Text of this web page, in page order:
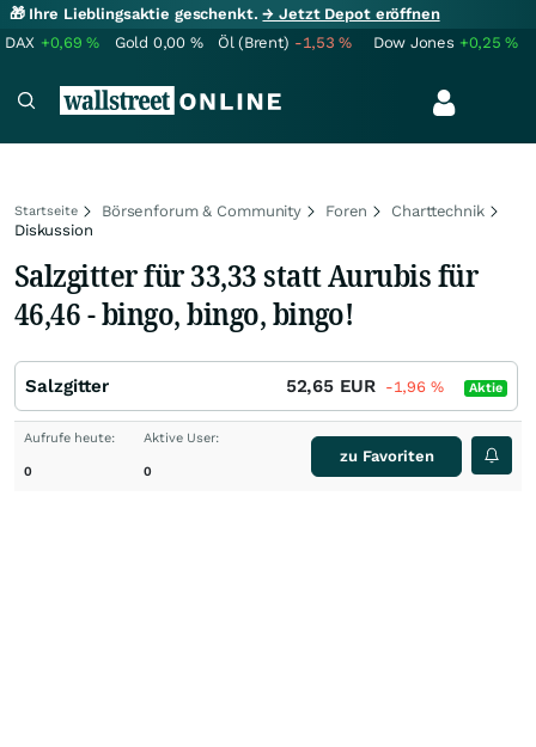
🎁 Ihre Lieblingsaktie geschenkt.→ Jetzt Depot eröffnen
DAX +0,69% Gold 0,00 % Öl (Brent) -1,53% Dow Jones +0,25%
Startseite Börsenforum & Community Foren
Charttechnik
Diskussion
Salzgitter für 33,33 statt Aurubis für
46,46 - bingo, bingo, bingo!
Salzgitter 52,65 EUR -1,96 % Aktie
Aufrufe heute:
0
Aktive User:
0
zu Favoriten